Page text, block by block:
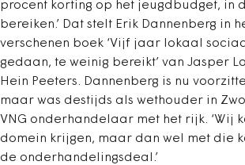
procent korting op het jeugdbudget, in
bereiken.’ Dat stelt Erik Dannenberg in
verschenen boek ‘Vijf jaar lokaal
gedaan, te weinig bereikt’ van Jasper
Hein Peeters. Dannenberg is nu
maar was destijds als wethouder in
VNG onderhandelaar met het rijk. ‘Wij
domein krijgen, maar dan wel met die
de onderhandelingsdeal.’